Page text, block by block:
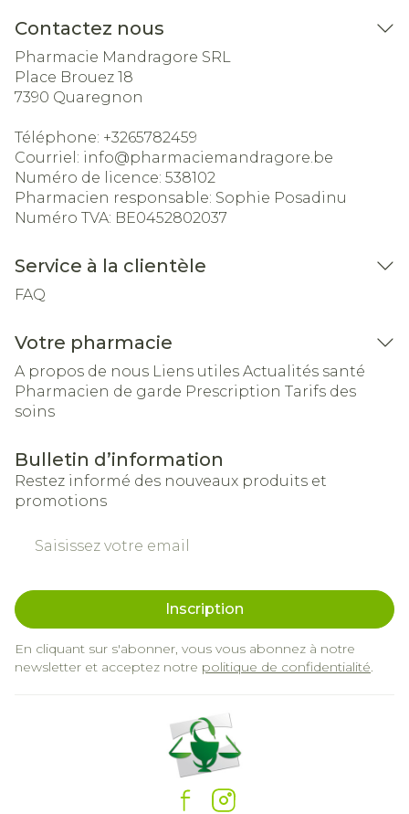
Contactez nous
Pharmacie Mandragore SRL
Place Brouez 18
7390 Quaregnon
Téléphone: +3265782459
Courriel: info@pharmaciemandragore.be
Numéro de licence: 538102
Pharmacien responsable: Sophie Posadinu
Numéro TVA: BE0452802037
Service à la clientèle
FAQ
Votre pharmacie
A propos de nous Liens utiles Actualités santé
Pharmacien de garde Prescription Tarifs des
soins
Bulletin d’information
Restez informé des nouveaux produits et
promotions
Inscription
En cliquant sur s'abonner, vous vous abonnez à notre
newsletter et acceptez notre politique de confidentialité.